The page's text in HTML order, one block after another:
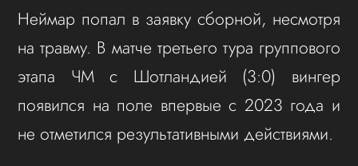
Неймар попал в заявку сборной, несмотря
на травму. В матче третьего тура группового
этапа ЧМ с Шотландией (3:0) вингер
появился на поле впервые с 2023 года и
не отметился результативными действиями.